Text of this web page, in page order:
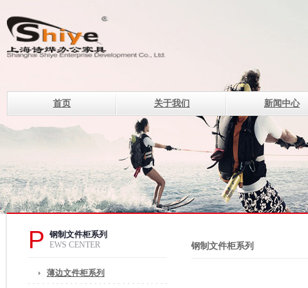
首页 关于我们 新闻中心
设计理念
上海诗烨企业发展有限
钢制系列办公家具的现代
电话：400-820-8669 400-
传真：021-33507330
邮箱：of@shshiye.com
P
钢制文件柜系列
EWS CENTER
薄边文件柜系列
钢制文件柜系列